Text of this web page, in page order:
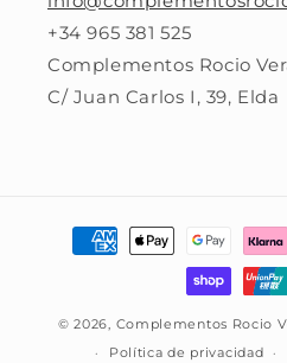
+34 965 381 525
Complementos Rocio
C/ Juan Carlos I, 39, Elda
Formas
© 2026, Complementos Rocio
Política de privacidad